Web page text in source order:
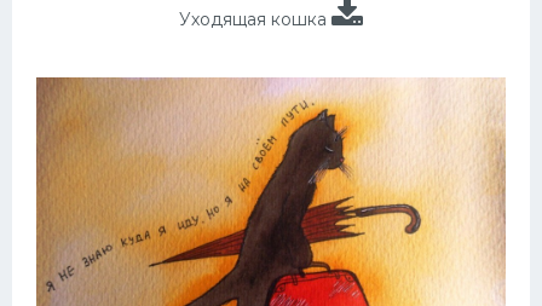
Уходящая кошка